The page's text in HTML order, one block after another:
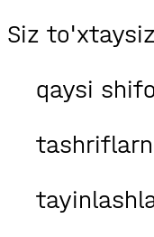
Siz
qaysi